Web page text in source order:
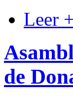
Leer
de